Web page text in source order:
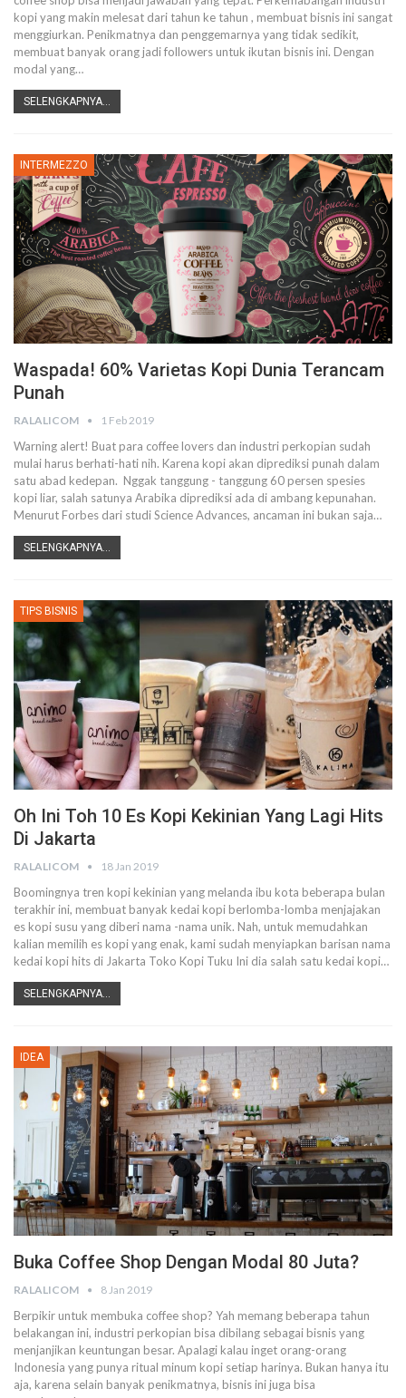
kopi yang makin melesat dari tahun ke tahun , membuat bisnis ini sangat
menggiurkan. Penikmatnya dan penggemarnya yang tidak sedikit,
membuat banyak orang jadi followers untuk ikutan bisnis ini. Dengan
modal yang…
SELENGKAPNYA...
INTERMEZZO
Waspada! 60% Varietas Kopi Dunia Terancam
Punah
RALALICOM 1 Feb 2019
Warning alert! Buat para coffee lovers dan industri perkopian sudah
mulai harus berhati-hati nih. Karena kopi akan diprediksi punah dalam
satu abad kedepan. Nggak tanggung - tanggung 60 persen spesies
kopi liar, salah satunya Arabika diprediksi ada di ambang kepunahan.
Menurut Forbes dari studi Science Advances, ancaman ini bukan saja…
SELENGKAPNYA...
TIPS BISNIS
Oh Ini Toh 10 Es Kopi Kekinian Yang Lagi Hits
Di Jakarta
RALALICOM 18 Jan 2019
Boomingnya tren kopi kekinian yang melanda ibu kota beberapa bulan
terakhir ini, membuat banyak kedai kopi berlomba-lomba menjajakan
es kopi susu yang diberi nama -nama unik. Nah, untuk memudahkan
kalian memilih es kopi yang enak, kami sudah menyiapkan barisan nama
kedai kopi hits di Jakarta Toko Kopi Tuku Ini dia salah satu kedai kopi…
SELENGKAPNYA...
IDEA
Buka Coffee Shop Dengan Modal 80 Juta?
RALALICOM 8 Jan 2019
Berpikir untuk membuka coffee shop? Yah memang beberapa tahun
belakangan ini, industri perkopian bisa dibilang sebagai bisnis yang
menjanjikan keuntungan besar. Apalagi kalau inget orang-orang
Indonesia yang punya ritual minum kopi setiap harinya. Bukan hanya itu
aja, karena selain banyak penikmatnya, bisnis ini juga bisa